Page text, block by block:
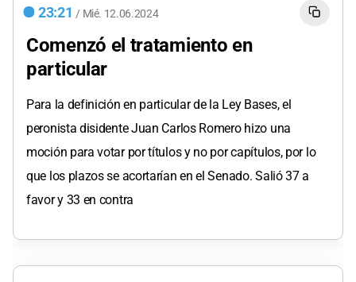
23:21 / Mié. 12.06.2024
Comenzó el tratamiento en
particular
Para la definición en particular de la Ley Bases, el
peronista disidente Juan Carlos Romero hizo una
moción para votar por títulos y no por capítulos, por lo
que los plazos se acortarían en el Senado. Salió 37 a
favor y 33 en contra